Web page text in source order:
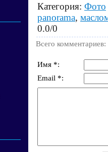
Категория: Фото
panorama,
0.0/0
Всего комментариев:
Имя *:
Email *: